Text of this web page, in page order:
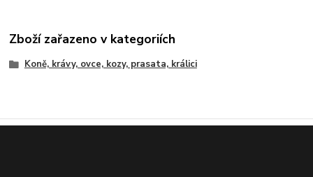
Zboží zařazeno v kategoriích
Koně, krávy, ovce, kozy, prasata, králici